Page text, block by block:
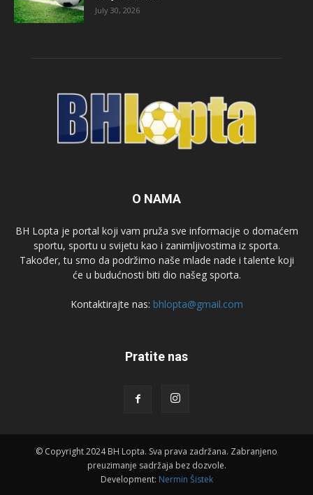
July 30, 2026
O NAMA
BH Lopta je portal koji vam pruža sve informacije o domaćem
sportu, sportu u svijetu kao i zanimljivostima iz sporta.
Također, tu smo da podržimo naše mlade nade i talente koji
će u budućnosti biti dio našeg sporta.
Kontaktirajte nas: bhlopta@gmail.com
Pratite nas
© Copyright 2024 BH Lopta. Sva prava zadržana. Zabranjeno
preuzimanje sadržaja bez dozvole.
Development: Nermin Šistek